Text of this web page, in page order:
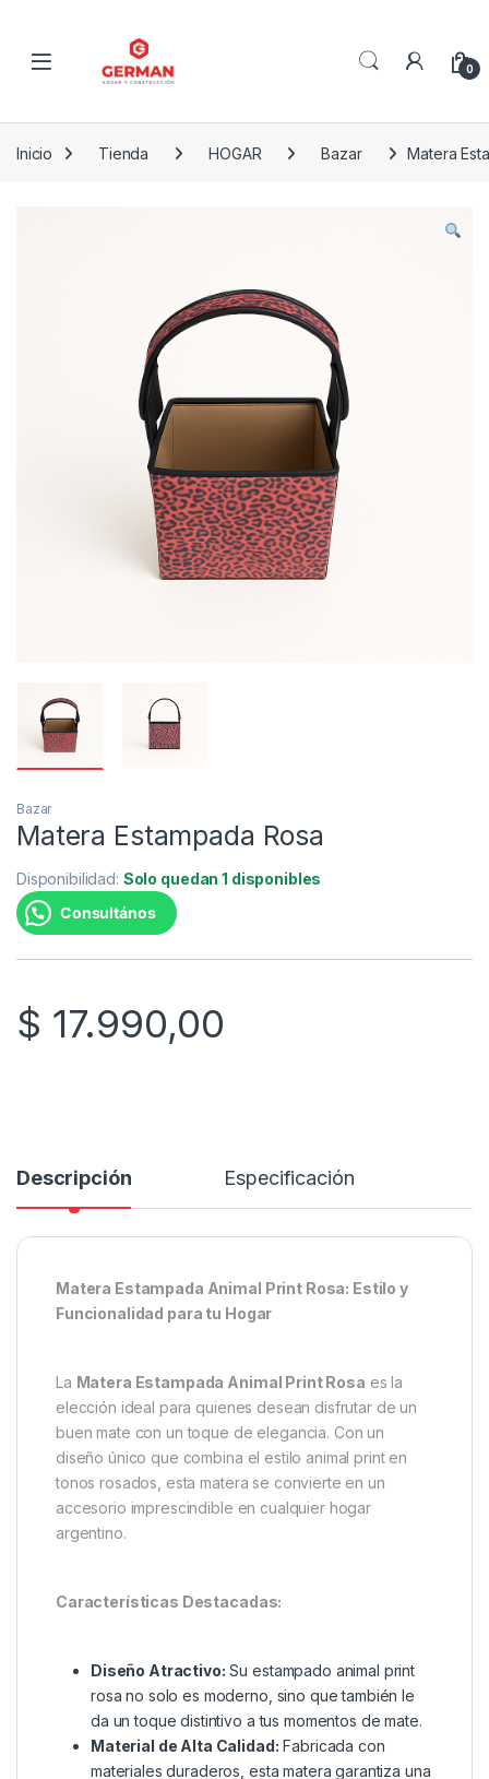
0
Inicio Tienda HOGAR Bazar Matera
Bazar
Matera Estampada Rosa
Disponibilidad: Solo quedan 1 disponibles
Consultános
$ 17.990,00
Descripción Especificación
Matera Estampada Animal Print Rosa: Estilo y
Funcionalidad para tu Hogar
La Matera Estampada Animal Print Rosa es la
elección ideal para quienes desean disfrutar de un
buen mate con un toque de elegancia. Con un
diseño único que combina el estilo animal print en
tonos rosados, esta matera se convierte en un
accesorio imprescindible en cualquier hogar
argentino.
Características Destacadas:
Diseño Atractivo: Su estampado animal print
rosa no solo es moderno, sino que también le
da un toque distintivo a tus momentos de mate.
Material de Alta Calidad: Fabricada con
materiales duraderos, esta matera garantiza una